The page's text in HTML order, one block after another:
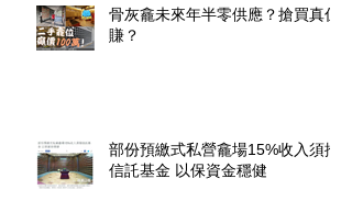
骨灰龕未來年半零供應？搶買真係
賺？
部份預繳式私營龕場15%收入須撥
信託基金 以保資金穩健